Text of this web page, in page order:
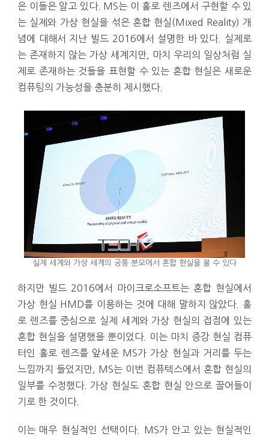
은 이들은 알고 있다. MS는 이 홀로 렌즈에서 구현할 수 있
는 실제와 가상 현실을 섞은 혼합 현실(Mixed Reality) 개
념에 대해서 지난 빌드 2016에서 설명한 바 있다. 실제로
는 존재하지 않는 가상 세계지만, 마치 우리의 일상처럼 실
제로 존재하는 것들을 표현할 수 있는 혼합 현실은 새로운
컴퓨팅의 가능성을 충분히 제시했다.
실제 세계와 가상 세계의 공통 분모에서 혼합 현실을 볼 수 있다
하지만 빌드 2016에서 마이크로소프트는 혼합 현실에서
가상 현실 HMD를 이용하는 것에 대해 말하지 않았다. 홀
로 렌즈를 중심으로 실제 세계와 가상 현실의 접점에 있는
혼합 현실을 설명했을 뿐이었다. 이는 마치 증강 현실 컴퓨
터인 홀로 렌즈를 앞세운 MS가 가상 현실과 거리를 두는
느낌까지 들었지만, MS는 이번 컴퓨텍스에서 혼합 현실의
일부를 수정했다. 가상 현실도 혼합 현실 안으로 끌어들이
기로 한 것이다.
이는 매우 현실적인 선택이다. MS가 안고 있는 현실적인